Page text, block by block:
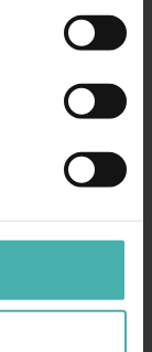
DATASKYDD